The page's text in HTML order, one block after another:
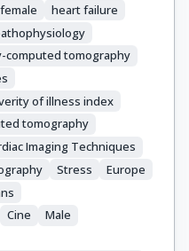
female
heart failure
computed tomography
of illness index
tomography
Imaging Techniques
Stress
Europe
Cine
Male